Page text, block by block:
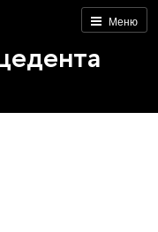
Меню